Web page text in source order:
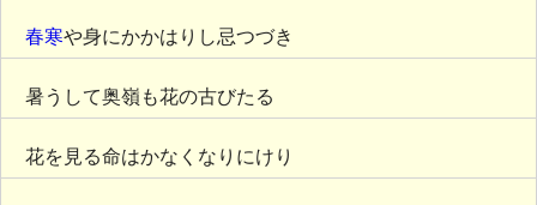
春寒や身にかかはりし忌つづき
暑うして奥嶺も花の古びたる
花を見る命はかなくなりにけり